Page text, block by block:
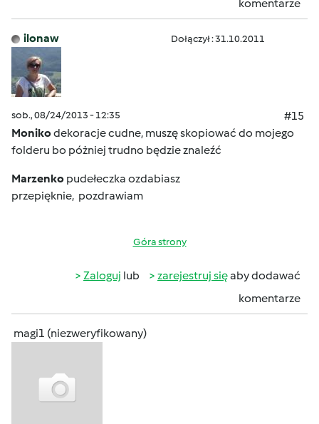
komentarze
ilonaw Dołączył : 31.10.2011
sob., 08/24/2013 - 12:35
#15
Monikodekoracje cudne, muszę skopiować do mojego
folderu bo póżniej trudno będzie znaleźć
Marzenko pudełeczka ozdabiasz
przepięknie, pozdrawiam
Góra strony
Zaloguj lub zarejestruj sięaby dodawać
komentarze
magi1 (niezweryfikowany)